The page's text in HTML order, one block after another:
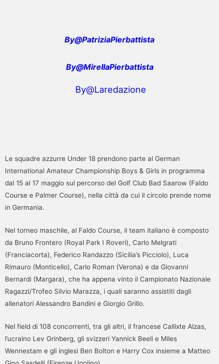
By@PatriziaPierbattista
By@MirellaPierbattista
By@Laredazione
Le squadre azzurre Under 18 prendono parte al German
International Amateur Championship Boys & Girls in programma
dal 15 al 17 maggio sul percorso del Golf Club Bad Saarow (Faldo
Course e Palmer Course), nella città da cui il circolo prende nome
in Germania.
Nel torneo maschile, al Faldo Course, il team italiano è composto
da Bruno Frontero (Royal Park I Roveri), Carlo Melgrati
(Franciacorta), Federico Randazzo (Sicilia’s Picciolo), Luca
Rimauro (Monticello), Carlo Roman (Verona) e da Giovanni
Bernardi (Margara), che ha appena vinto il Campionato Nazionale
Ragazzi/Trofeo Silvio Marazza, i quali saranno assistiti dagli
allenatori Alessandro Bandini e Giorgio Grillo.
Nel field di 108 concorrenti, tra gli altri, il francese Callixte Alzas,
l’ucraino Lev Grinberg, gli svizzeri Yannick Beeli e Miles
Wennestam e gli inglesi Ben Bolton e Harry Cox insieme a Matteo